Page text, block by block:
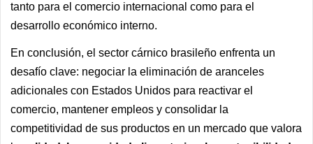
tanto para el comercio internacional como para el
desarrollo económico interno.
En conclusión, el sector cárnico brasileño enfrenta un
desafío clave: negociar la eliminación de aranceles
adicionales con Estados Unidos para reactivar el
comercio, mantener empleos y consolidar la
competitividad de sus productos en un mercado que valora